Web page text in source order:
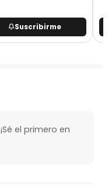
Suscribirme
el primero en